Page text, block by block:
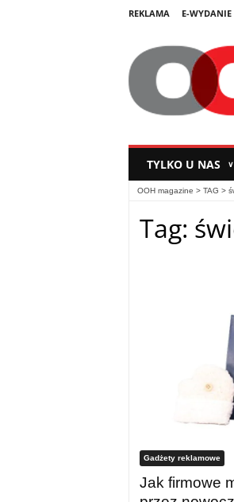
REKLAMA E-WYDANIE
TYLKO U NAS ∨
OOH magazine > TAG >
Tag:
Gadżety reklamowe
Jak firmowe